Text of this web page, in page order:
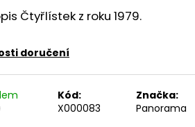
Čtyřlístek z roku 1979.
doručení
Kód:
X000083
Značka:
Panorama